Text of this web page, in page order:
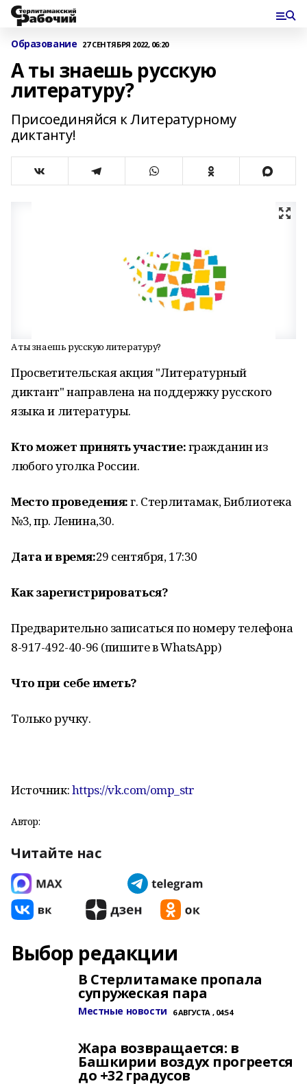
Образование 27 СЕНТЯБРЯ 2022, 06:20
А ты знаешь русскую
литературу?
Присоединяйся к Литературному
диктанту!
А ты знаешь русскую литературу?
Просветительская акция "Литературный
диктант" направлена на поддержку русского
языка и литературы.
Кто может принять участие:гражданин из
любого уголка России.
Место проведения:г. Стерлитамак, Библиотека
№3, пр. Ленина,30.
Дата и время:29 сентября, 17:30
Как зарегистрироваться?
Предварительно записаться по номеру телефона
8-917-492-40-96 (пишите в WhatsApp)
Что при себе иметь?
Только ручку.
Источник:https://vk.com/omp_str
Автор:
Читайте нас
Выбор редакции
В Стерлитамаке пропала
супружеская пара
Местные новости 6 АВГУСТА , 04:54
Жара возвращается: в
Башкирии воздух прогреется
до +32 градусов